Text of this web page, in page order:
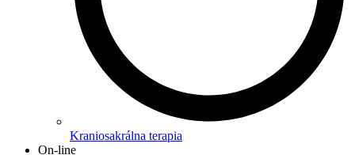
Kraniosakrálna terapia
On-line